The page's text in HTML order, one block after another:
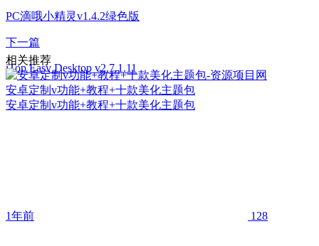
PC滴哦小精灵v1.4.2绿色版
下一篇
iTop Easy Desktop v2.7.1.11
相关推荐
安卓定制v功能+教程+十款美化主题包
安卓定制v功能+教程+十款美化主题包
1年前 128